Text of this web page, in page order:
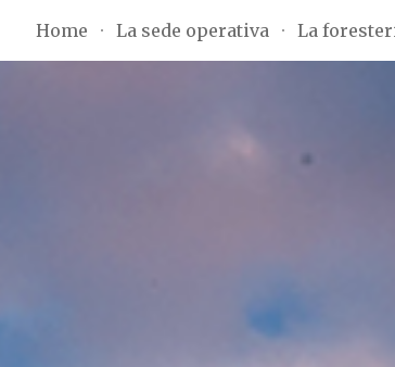
Skip to
Home La sede operativa La